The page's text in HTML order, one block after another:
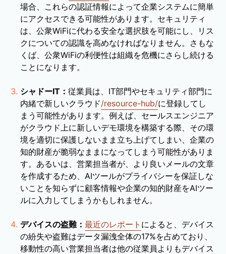
場合、これらの認証情報によって企業システムに簡単
にアクセスできる可能性があります。セキュリティ
は、公衆WiFiに代わる安全な選択肢を可能にし、リス
クについての認識を高めなければなりません。さもな
くば、公衆WiFiの利便性は組織を危機にさらし続ける
ことになります。
シャドーIT： 従業員は、IT部門やセキュリティ部門に
内緒で新しいクラウド/resource-hub/に登録してし
まう可能性があります。例えば、セールスエンジニア
がクラウド上に新しいデモ環境を構築する際、その環
境を適切に保護しないまま立ち上げてしまい、企業の
知的財産が脆弱なままになってしまう可能性がありま
す。あるいは、営業担当者が、より良いメールの文章
を作成するため、AIツールがプライバシーを保証しな
いことを知らずに顧客情報や企業の知的財産をAIツー
ルに入力してしまうかもしれません。
デバイスの盗難： 最近のレポート によると、デバイス
の紛失や盗難はデータ漏洩全体の17%を占めており、
移動性の高い営業担当者は他の従業員よりもデバイス